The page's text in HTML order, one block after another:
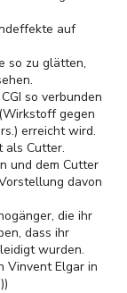
auf
so zu glätten,
so verbunden
gegen
erreicht wird.
als Cutter.
und dem Cutter
davon
die ihr
dass ihr
wurden.
Vinvent Elgar in